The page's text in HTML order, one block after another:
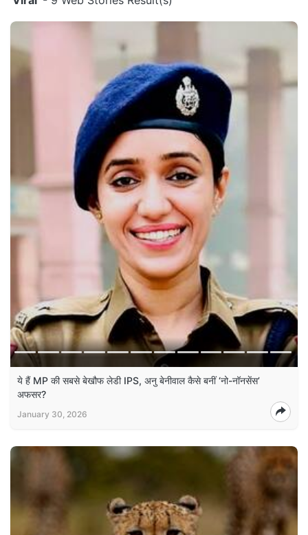
ये हैं MP की सबसे बेखौफ लेडी IPS, अनु बेनीवाल कैसे बनीं ‘नो-नॉनसेंस’
अफसर?
January 30, 2026